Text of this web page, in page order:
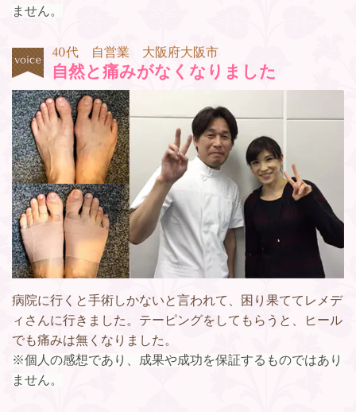
ません。
40代 自営業 大阪府大阪市
自然と痛みがなくなりました
病院に行くと手術しかないと言われて、困り果ててレメデ
ィさんに行きました。テーピングをしてもらうと、ヒール
でも痛みは無くなりました。
※個人の感想であり、成果や成功を保証するものではあり
ません。